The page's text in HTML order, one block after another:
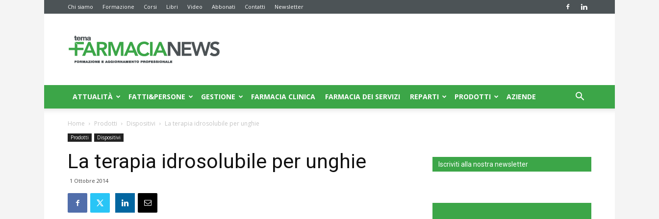
Chi siamo Formazione Corsi Libri Video Abbonati Contatti Newsletter
News
ATTUALITÀ FATTI&PERSONE GESTIONE FARMACIA CLINICA FARMACIA DEI SERVIZI REPARTI PRODOTTI AZIENDE
Home Prodotti Dispositivi La terapia idrosolubile per unghie
Prodotti Dispositivi
La terapia idrosolubile per unghie
1 Ottobre 2014
Iscriviti alla nostra newsletter